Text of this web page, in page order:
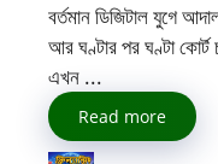
বর্তমান ডিজিটাল যুগে
আর ঘণ্টার পর ঘণ্টা
এখন ...
Read more